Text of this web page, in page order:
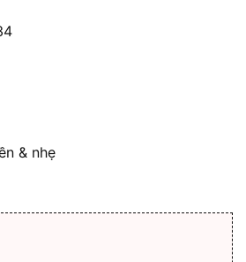
& nhẹ